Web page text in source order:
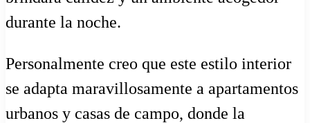
durante la noche.
Personalmente creo que este estilo interior
se adapta maravillosamente a apartamentos
urbanos y casas de campo, donde la